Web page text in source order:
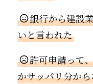
銀行から建設
いと言われた
許可申請って
かサッパリ分か